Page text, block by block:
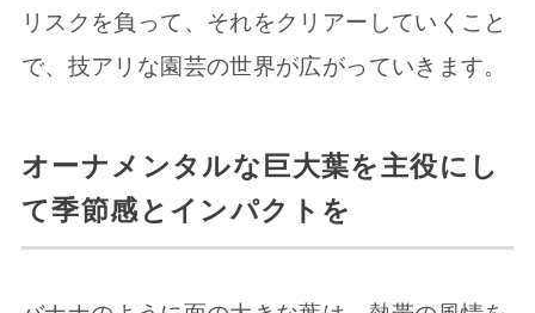
リスクを負って、それをクリアーしていくこと
で、技アリな園芸の世界が広がっていきます。
オーナメンタルな巨大葉を主役にし
て季節感とインパクトを